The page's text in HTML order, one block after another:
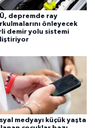
depremde ray
önleyecek
demir yolu sistemi
medyayı küçük yaşta